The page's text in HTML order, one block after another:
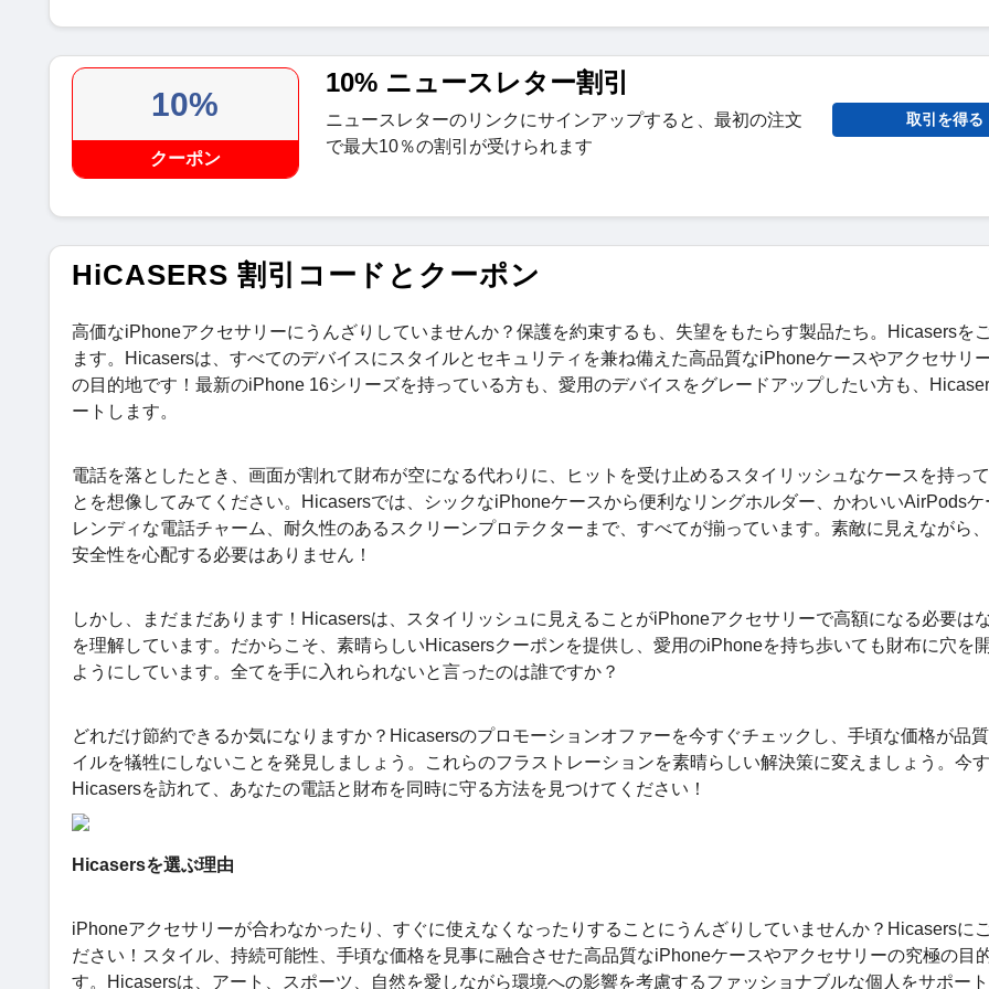
10%
クーポン
10% ニュースレター割引
ニュースレターのリンクにサインアップすると、最初の注文
で最大10％の割引が受けられます
取引を得る
HiCASERS 割引コードとクーポン
高価なiPhoneアクセサリーにうんざりしていませんか？保護を約束するも、失望をもたらす製品たち。Hicasersを
ます。Hicasersは、すべてのデバイスにスタイルとセキュリティを兼ね備えた高品質なiPhoneケースやアクセサリ
の目的地です！最新のiPhone 16シリーズを持っている方も、愛用のデバイスをグレードアップしたい方も、
ートします。
電話を落としたとき、画面が割れて財布が空になる代わりに、ヒットを受け止めるスタイリッシュなケースを持っ
とを想像してみてください。Hicasersでは、シックなiPhoneケースから便利なリングホルダー、かわいいAirPodsケ
レンディな電話チャーム、耐久性のあるスクリーンプロテクターまで、すべてが揃っています。素敵に見えながら
安全性を心配する必要はありません！
しかし、まだまだあります！Hicasersは、スタイリッシュに見えることがiPhoneアクセサリーで高額になる必要は
を理解しています。だからこそ、素晴らしいHicasersクーポンを提供し、愛用のiPhoneを持ち歩いても財布に穴を
ようにしています。全てを手に入れられないと言ったのは誰ですか？
どれだけ節約できるか気になりますか？Hicasersのプロモーションオファーを今すぐチェックし、手頃な価格が品
イルを犠牲にしないことを発見しましょう。これらのフラストレーションを素晴らしい解決策に変えましょう。今
Hicasersを訪れて、あなたの電話と財布を同時に守る方法を見つけてください！
Hicasersを選ぶ理由
iPhoneアクセサリーが合わなかったり、すぐに使えなくなったりすることにうんざりしていませんか？Hicasersに
ださい！スタイル、持続可能性、手頃な価格を見事に融合させた高品質なiPhoneケースやアクセサリーの究極の目
す。Hicasersは、アート、スポーツ、自然を愛しながら環境への影響を考慮するファッショナブルな個人をサポー